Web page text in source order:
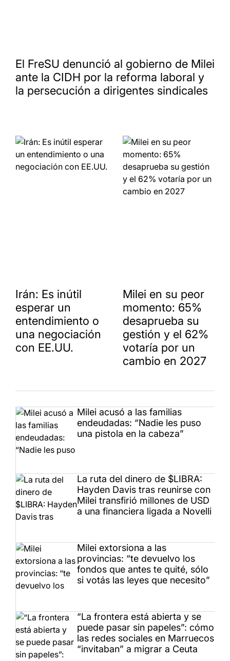
El FreSU denunció al gobierno de Milei
ante la CIDH por la reforma laboral y
la persecución a dirigentes sindicales
Irán: Es inútil
esperar un
entendimiento o
una negociación
con EE.UU.
Milei en su peor
momento: 65%
desaprueba su
gestión y el 62%
votaría por un
cambio en 2027
Milei acusó a las familias
endeudadas: “Nadie les puso
una pistola en la cabeza”
La ruta del dinero de $LIBRA:
Hayden Davis tras reunirse con
Milei transfirió millones de USD
a una financiera ligada a Novelli
Milei extorsiona a las
provincias: “te devuelvo los
fondos que antes te quité, sólo
si votás las leyes que necesito”
“La frontera está abierta y se
puede pasar sin papeles”: cómo
las redes sociales en Marruecos
“invitaban” a migrar a Ceuta